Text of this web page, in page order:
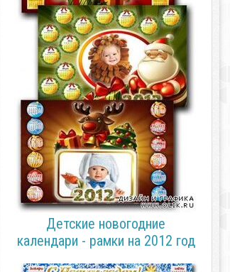
Детские новогодние
календари - рамки на 2012 год